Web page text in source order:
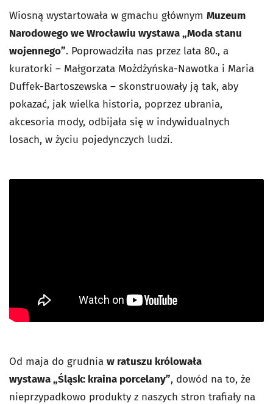
Wiosną wystartowała w gmachu głównym Muzeum
Narodowego we Wrocławiu wystawa „Moda stanu
wojennego”. Poprowadziła nas przez lata 80., a
kuratorki – Małgorzata Możdżyńska-Nawotka i Maria
Duffek-Bartoszewska – skonstruowały ją tak, aby
pokazać, jak wielka historia, poprzez ubrania,
akcesoria mody, odbijała się w indywidualnych
losach, w życiu pojedynczych ludzi.
Od maja do grudnia w ratuszu królowała
wystawa„Śląsk: kraina porcelany”, dowód na to, że
nieprzypadkowo produkty z naszych stron trafiały na